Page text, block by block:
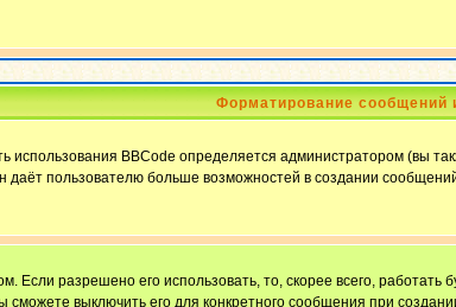
Форматирование сообщений
использования BBCode определяется администратором (вы
даёт пользователю больше возможностей в создании
Если разрешено его использовать, то, скорее всего, работать
сможете выключить его для конкретного сообщения при